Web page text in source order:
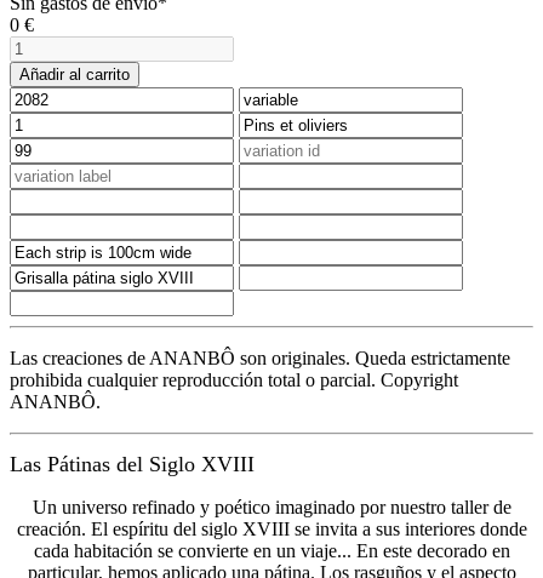
0 €
Añadir al carrito
Las creaciones de ANANBÔ son originales. Queda estrictamente
prohibida cualquier reproducción total o parcial. Copyright
ANANBÔ.
Las Pátinas del Siglo XVIII
Un universo refinado y poético imaginado por nuestro taller de
creación. El espíritu del siglo XVIII se invita a sus interiores donde
cada habitación se convierte en un viaje... En este decorado en
particular, hemos aplicado una pátina. Los rasguños y el aspecto